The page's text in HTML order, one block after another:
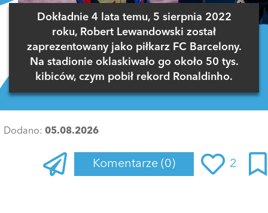
Dokładnie 4 lata temu, 5 sierpnia 2022
roku, Robert Lewandowski został
zaprezentowany jako piłkarz FC Barcelony.
Na stadionie oklaskiwało go około 50 tys.
kibiców, czym pobił rekord Ronaldinho.
Dodano: 05.08.2026
Komentarze (0) 2